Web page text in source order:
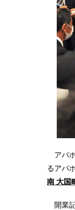
アパ
るアパ
南 大国
開業